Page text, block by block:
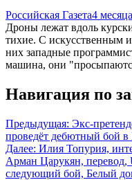
Российская Газета4
Дроны лежат вдоль
тихие. С искусственным
них западные
машина, они
Навигация по
Предыдущая: Экс-
проведёт дебютный бой
Далее: Илия Топурия,
Арман Царукян,
следующий бой, Белый